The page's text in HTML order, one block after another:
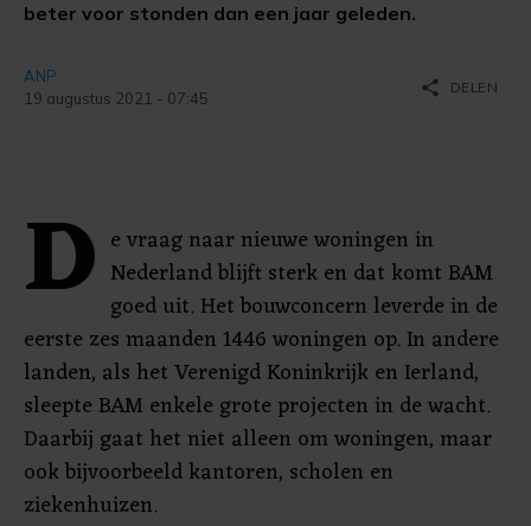
beter voor stonden dan een jaar geleden.
ANP
19 augustus 2021 - 07:45
share DELEN
D e vraag naar nieuwe woningen in
Nederland blijft sterk en dat komt BAM
goed uit. Het bouwconcern leverde in de
eerste zes maanden 1446 woningen op. In andere
landen, als het Verenigd Koninkrijk en Ierland,
sleepte BAM enkele grote projecten in de wacht.
Daarbij gaat het niet alleen om woningen, maar
ook bijvoorbeeld kantoren, scholen en
ziekenhuizen.